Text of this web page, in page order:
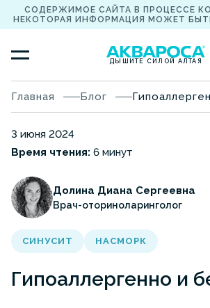
СОДЕРЖИМОЕ САЙТА В ПРОЦЕССЕ
НЕКОТОРАЯ ИНФОРМАЦИЯ МОЖЕТ
ДЫШИТЕ СИЛОЙ АЛТАЯ
Главная Блог
3 июня 2024
Время чтения: 6 минут
Долина Диана Сергеевна
Врач-оториноларинголог
СИНУСИТ НАСМОРК
Гипоаллергенно и